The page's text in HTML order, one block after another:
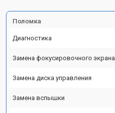
Поломка
Диагностика
Замена фокусировочного экрана
Замена диска управления
Замена вспышки